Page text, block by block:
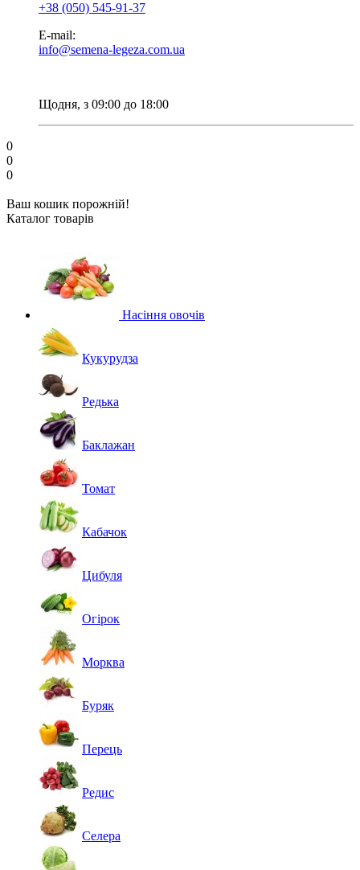
+38 (050) 545-91-37
E-mail:
info@semena-legeza.com.ua
Щодня, з 09:00 до 18:00
0
0
0
Ваш кошик порожній!
Каталог товарів
Насіння овочів
Кукурудза
Редька
Баклажан
Томат
Кабачок
Цибуля
Огірок
Морква
Буряк
Перець
Редис
Селера